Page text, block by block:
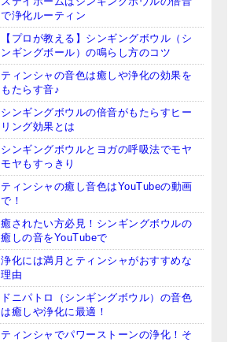
で浄化ルーティン
【プロが教える】シンギングボウル（シ
ンギングボール）の鳴らし方のコツ
ティンシャの音色は癒しや浄化の効果を
もたらす音♪
シンギングボウルの倍音がもたらすヒー
リング効果とは
シンギングボウルとヨガの呼吸法でモヤ
モヤもすっきり
ティンシャの癒し音色はYouTubeの動画
で！
癒されたい方必見！シンギングボウルの
癒しの音をYouTubeで
浄化には満月とティンシャがおすすめな
理由
ドニパトロ（シンギングボウル）の音色
は癒しや浄化に最適！
ティンシャでパワーストーンの浄化！そ